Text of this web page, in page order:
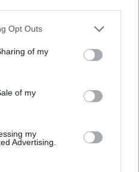
Opt Outs
of my
of my
my
Advertising.